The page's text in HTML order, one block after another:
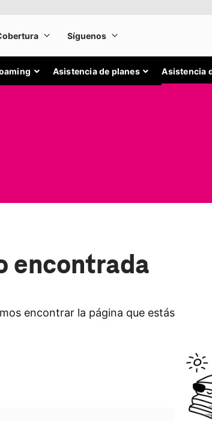
Asistencia de planes Asistencia